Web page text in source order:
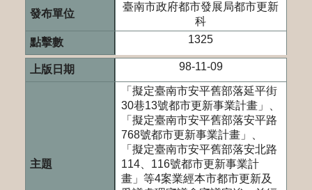
臺南市政府都市發展局都市更新
科
1325
98-11-09
「擬定臺南市安平舊部落延平街
30巷13號都市更新事業計畫」、
「擬定臺南市安平舊部落安平路
768號都市更新事業計畫」、
「擬定臺南市安平舊部落安北路
114、116號都市更新事業計
畫」等4案業經本市都市更新及